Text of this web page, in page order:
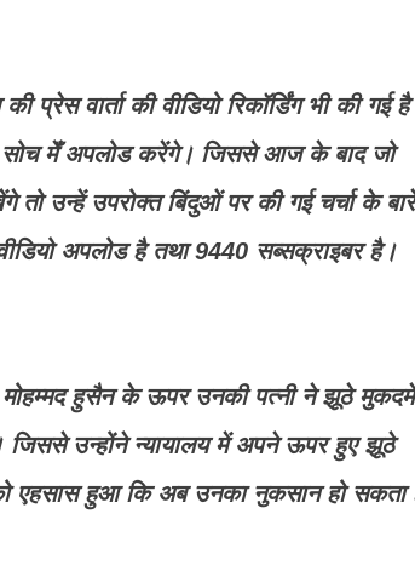
प्रेस वार्ता की वीडियो रिकॉर्डिंग भी की गई
मेँ अपलोड करेंगे। जिससे आज के बाद जो
उन्हें उपरोक्त बिंदुओं पर की गई चर्चा के
अपलोड है तथा 9440 सब्सक्राइबर है।
मोहम्मद हुसैन के ऊपर उनकी पत्नी ने झूठे मुकदमे
उन्होंने न्यायालय में अपने ऊपर हुए झूठे
एहसास हुआ कि अब उनका नुकसान हो सकता